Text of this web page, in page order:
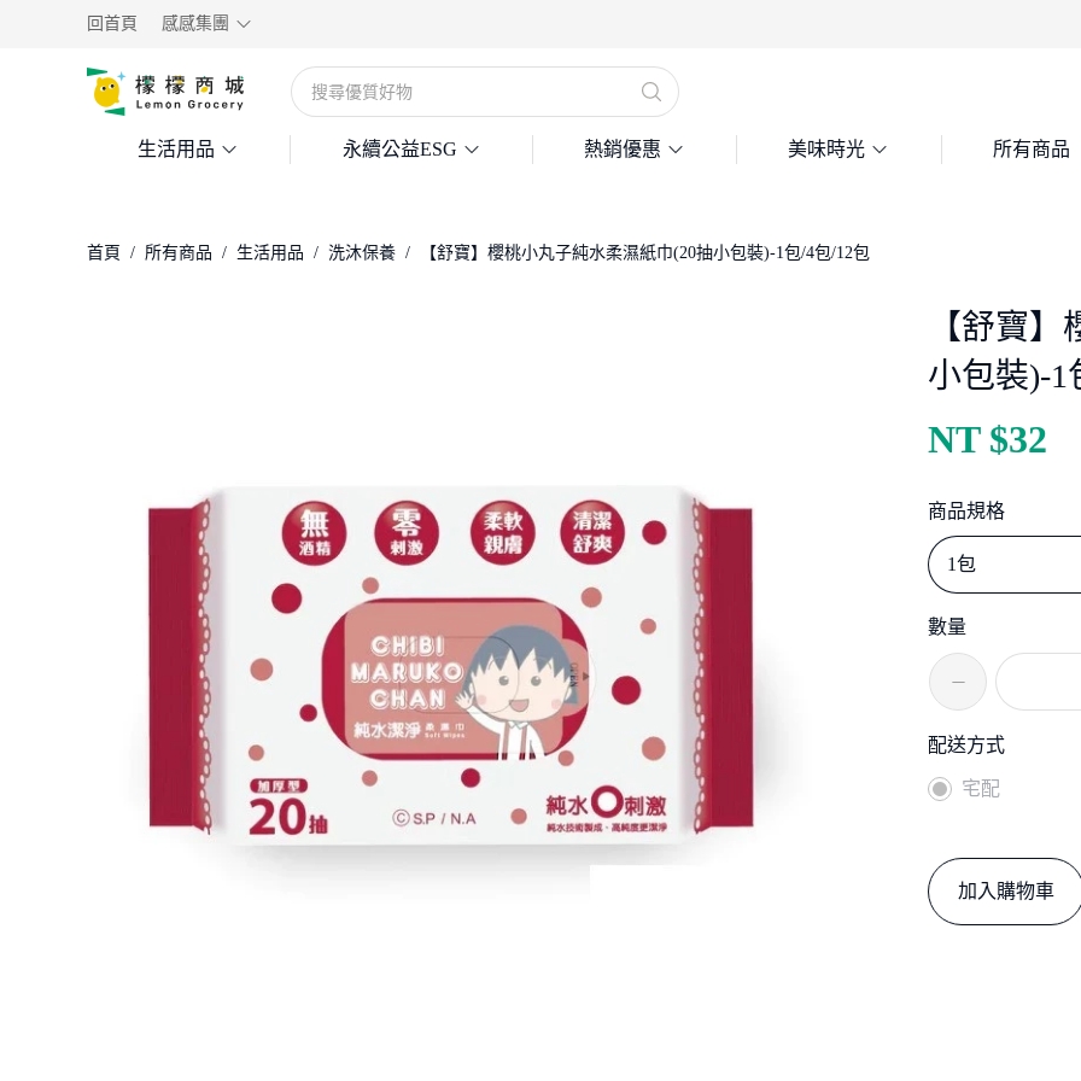
回首頁 感感集團
生活用品 永續公益ESG 熱銷優惠 美味時光 所有商品
首頁 / 所有商品 / 生活用品 / 洗沐保養 / 【舒寶】櫻桃小丸子純水柔濕紙巾(20抽小包裝)-1包/4包/12包
【舒寶
小包裝)-1
NT $32
商品規格
1包
數量
配送方式
宅配
加入購物車